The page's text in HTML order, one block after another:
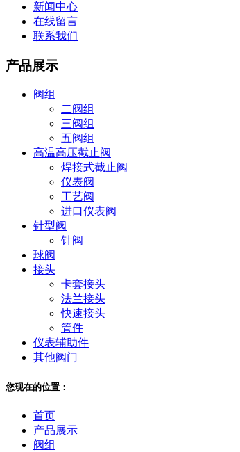
新闻中心
在线留言
联系我们
产品展示
阀组
二阀组
三阀组
五阀组
高温高压截止阀
焊接式截止阀
仪表阀
工艺阀
进口仪表阀
针型阀
针阀
球阀
接头
卡套接头
法兰接头
快速接头
管件
仪表辅助件
其他阀门
您现在的位置：
首页
产品展示
阀组